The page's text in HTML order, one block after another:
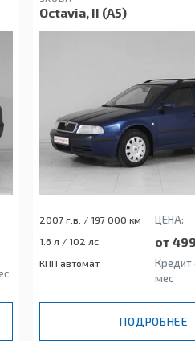
Octavia, II (A5)
2007 г.в. / 197 000 км ЦЕНА:
1.6 л / 102 лс от
КПП автомат
Кредит
мес
ПОДРОБНЕЕ